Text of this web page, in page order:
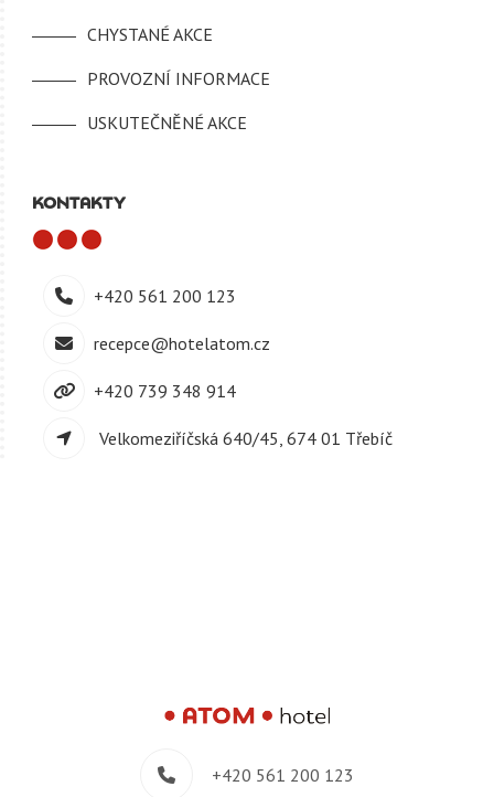
CHYSTANÉ AKCE
PROVOZNÍ INFORMACE
USKUTEČNĚNÉ AKCE
KONTAKTY
+420 561 200 123
recepce@hotelatom.cz
+420 739 348 914
Velkomeziříčská 640/45, 674 01 Třebíč
+420 561 200 123